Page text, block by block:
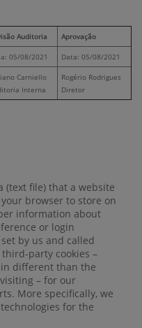
Auditoria Aprovação
05/08/2021 Data: 05/08/2021
Carniello
Interna
Rogério Rodrigues
Diretor
(text file) that a website
browser to store on
information about
or login
by us and called
party cookies –
different than the
– for our
More specifically, we
for the